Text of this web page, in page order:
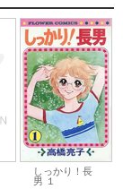
しっかり！長
男 １